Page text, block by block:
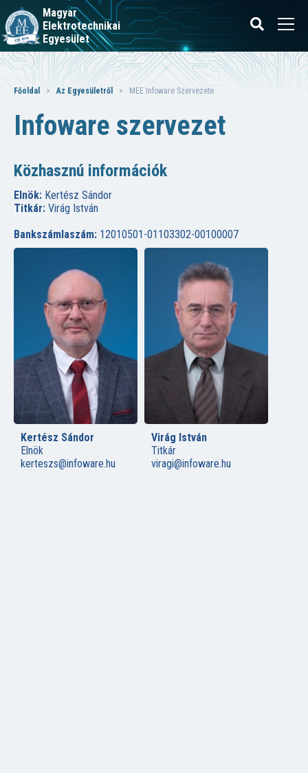
Magyar
Elektrotechnikai
Egyesület
Főoldal >Az Egyesületről > MEE Infoware Szervezete
Infoware szervezet
Közhasznú információk
Elnök: Kertész Sándor
Titkár: Virág István
Bankszámlaszám: 12010501-01103302-00100007
Kertész Sándor
Elnök
kerteszs@infoware.hu
Virág István
Titkár
viragi@infoware.hu